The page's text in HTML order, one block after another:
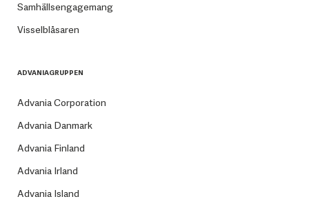
Samhällsengagemang
Visselblåsaren
ADVANIAGRUPPEN
Advania Corporation
Advania Danmark
Advania Finland
Advania Irland
Advania Island